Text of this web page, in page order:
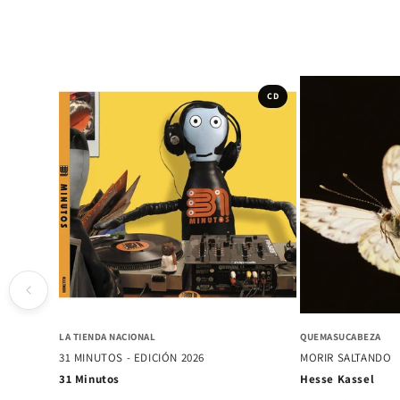
CD
FISURA
VÍA LO OROZCO
Chini.png
PERROS CON TIÑA
BRONCEADO DE
Macha y El